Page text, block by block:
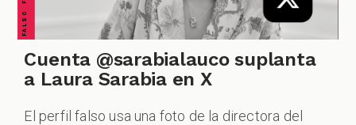
Cuenta @sarabialauco suplanta
a Laura Sarabia en X
El perfil falso usa una foto de la directora del